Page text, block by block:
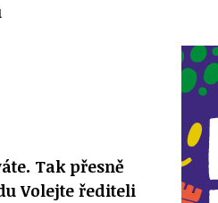
Tak přesně
Volejte řediteli